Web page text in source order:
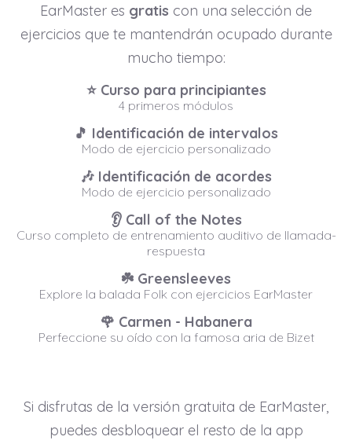
EarMaster es gratis con una selección de
ejercicios que te mantendrán ocupado durante
mucho tiempo:
⭐️ Curso para principiantes
4 primeros módulos
🎵 Identificación de intervalos
Modo de ejercicio personalizado
🎶 Identificación de acordes
Modo de ejercicio personalizado
👂 Call of the Notes
Curso completo de entrenamiento auditivo de llamada-
respuesta
☘️ Greensleeves
Explore la balada Folk con ejercicios EarMaster
🌹 Carmen - Habanera
Perfeccione su oído con la famosa aria de Bizet
Si disfrutas de la versión gratuita de EarMaster,
puedes desbloquear el resto de la app